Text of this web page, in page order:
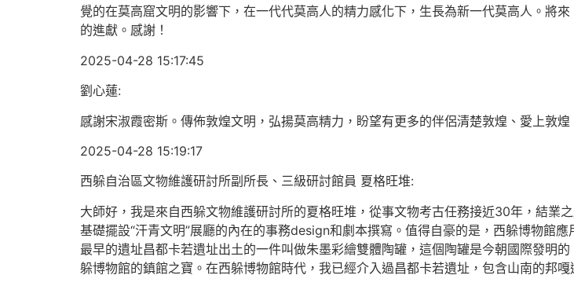
覺的在莫高窟文明的影響下，在一代代莫高人的精力感化下，生長為新一代莫高人。將
的進獻。感謝！
2025-04-28 15:17:45
劉心蓮:
感謝宋淑霞密斯。傳佈敦煌文明，弘揚莫高精力，盼望有更多的伴侶清楚敦煌、愛上敦
2025-04-28 15:19:17
西躲自治區文物維護研討所副所長、三級研討館員 夏格旺堆:
大師好，我是來自西躲文物維護研討所的夏格旺堆，從事文物考古任務接近30年，結業
基礎擺設“汗青文明”展廳的內在的事務design和劇本撰寫。值得自豪的是，西躲博物館
最早的遺址昌都卡若遺址出土的一件叫做朱墨彩繪雙體陶罐，這個陶罐是今朝國際發明
躲博物館的鎮館之寶。在西躲博物館時代，我已經介入過昌都卡若遺址，包含山南的邦